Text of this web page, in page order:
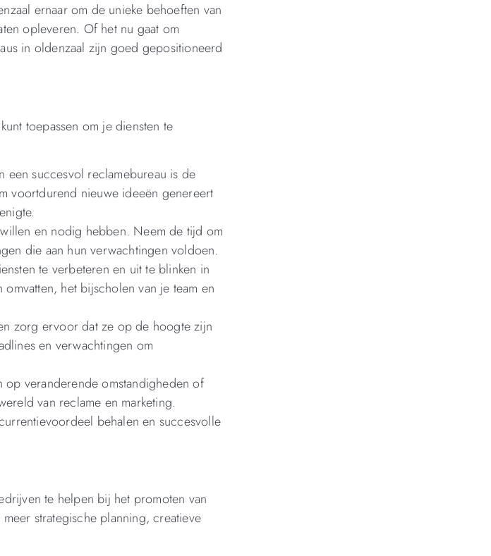
ernaar om de unieke behoeften van
opleveren. Of het nu gaat om
in oldenzaal zijn goed gepositioneerd
toepassen om je diensten te
een succesvol reclamebureau is de
voortdurend nieuwe ideeën genereert
en nodig hebben. Neem de tijd om
die aan hun verwachtingen voldoen.
te verbeteren en uit te blinken in
het bijscholen van je team en
zorg ervoor dat ze op de hoogte zijn
en verwachtingen om
op veranderende omstandigheden of
van reclame en marketing.
behalen en succesvolle
te helpen bij het promoten van
strategische planning, creatieve